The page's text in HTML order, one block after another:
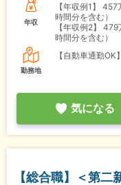
年収
【年収例1】
457
時間分を含む）
【年収例2】
479
時間分を含む）
勤務地
【自動車通勤
気になる
【総合職】＜第